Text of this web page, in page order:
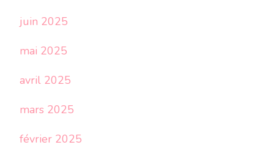
juin 2025
mai 2025
avril 2025
mars 2025
février 2025